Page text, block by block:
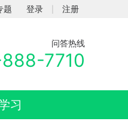
题 登录 注册
问答热线
7710
习